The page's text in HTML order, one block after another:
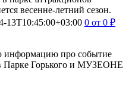
весенне-летний сезон.
13T10:45:00+03:00 0 от 0 ₽
информацию про событие
Парке Горького и МУЗЕОНЕ